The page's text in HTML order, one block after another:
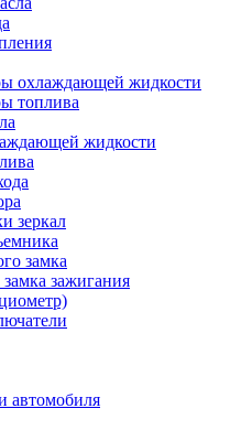
охлаждающей жидкости
топлива
жидкости
зеркал
замка
зажигания
автомобиля